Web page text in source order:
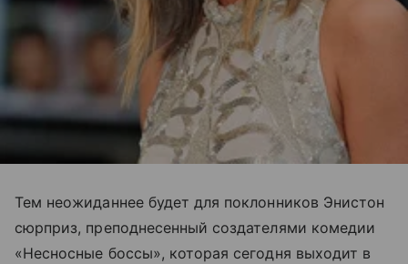
Тем неожиданнее будет для поклонников Энистон
сюрприз, преподнесенный создателями комедии
«Несносные боссы», которая сегодня выходит в